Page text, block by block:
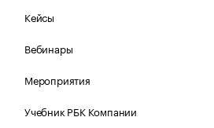
Кейсы
Вебинары
Мероприятия
Учебник РБК Компании